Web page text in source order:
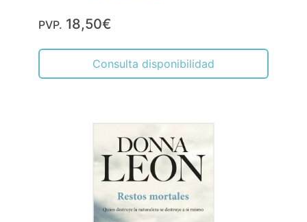
PVP. 18,50€
Consulta disponibilidad